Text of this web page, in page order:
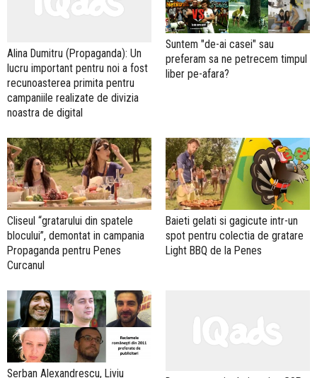
Alina Dumitru (Propaganda): Un
lucru important pentru noi a fost
recunoasterea primita pentru
campaniile realizate de divizia
noastra de digital
Suntem "de-ai casei" sau
preferam sa ne petrecem timpul
liber pe-afara?
Cliseul “gratarului din spatele
blocului”, demontat in campania
Propaganda pentru Penes
Curcanul
Baieti gelati si gagicute intr-un
spot pentru colectia de gratare
Light BBQ de la Penes
Serban Alexandrescu, Liviu